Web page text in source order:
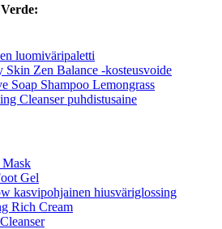
luomiväripaletti
Zen Balance -kosteusvoide
Shampoo Lemongrass
Cleanser puhdistusaine
Gel
kasvipohjainen hiusväriglossing
Rich Cream